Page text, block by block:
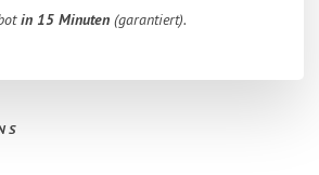
in 15 Minuten(garantiert).